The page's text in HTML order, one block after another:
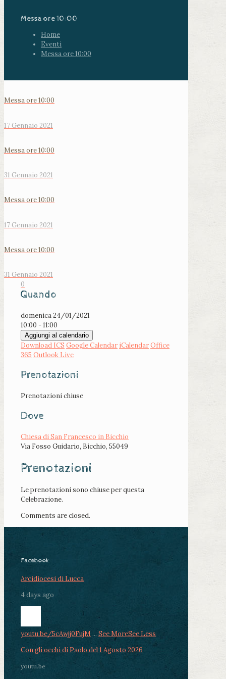
Messa ore 10:00
Home
Eventi
Messa ore 10:00
Messa ore 10:00
17 Gennaio 2021
Messa ore 10:00
31 Gennaio 2021
Messa ore 10:00
17 Gennaio 2021
Messa ore 10:00
31 Gennaio 2021
0
Quando
domenica 24/01/2021
10:00 - 11:00
Aggiungi al calendario
Download ICS Google Calendar iCalendarOffice
365 Outlook Live
Prenotazioni
Prenotazioni chiuse
Dove
Chiesa di San Francesco in Bicchio
Via Fosso Guidario, Bicchio, 55049
Prenotazioni
Le prenotazioni sono chiuse per questa
Celebrazione.
Comments are closed.
Facebook
Arcidiocesi di Lucca
4 days ago
youtu.be/5cAwjj0FujM ... See MoreSee Less
Con gli occhi di Paolo del 1 Agosto 2026
youtu.be